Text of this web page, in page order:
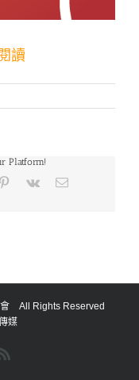
讀
Platform!
Pinterest
Vk Email:
會 All Rights Reserved
媒